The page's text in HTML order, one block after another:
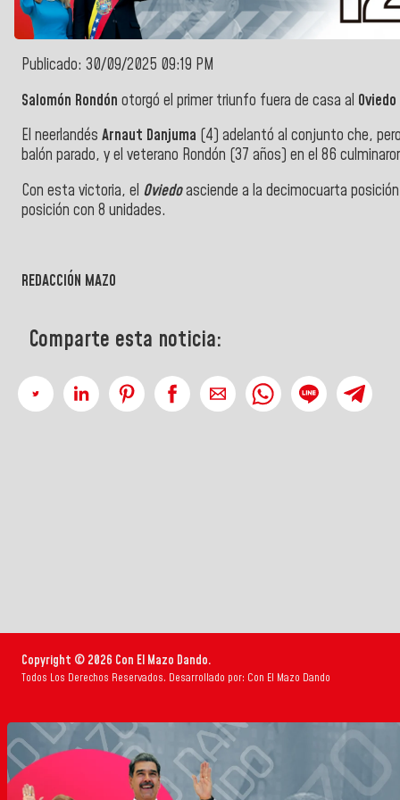
Publicado: 30/09/2025 09:19 PM
Salomón Rondón otorgó el primer triunfo fuera de casa al Oviedo
El neerlandés Arnaut Danjuma (4) adelantó al conjunto che,
balón parado, y el veterano Rondón (37 años) en el 86
Con esta victoria, el Oviedoasciende a la decimocuarta
posición con 8 unidades.
REDACCIÓN MAZO
Comparte esta noticia:
Copyright © 2026 Con El Mazo Dando.
Todos Los Derechos Reservados. Desarrollado por: Con El Mazo Dando